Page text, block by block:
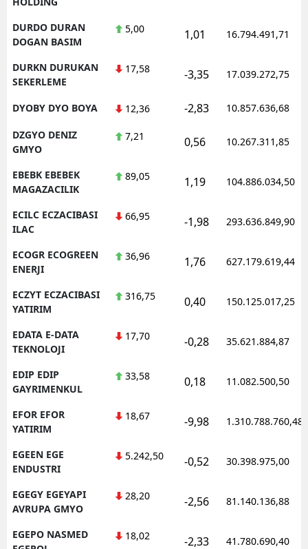
DURDO DURAN
DOGAN BASIM
5,00 1,01 16.794.491,71
DURKN DURUKAN
SEKERLEME
17,58 -3,35 17.039.272,75
DYOBY DYO BOYA 12,36 -2,83 10.857.636,68
DZGYO DENIZ
GMYO
7,21 0,56 10.267.311,85
EBEBK EBEBEK
MAGAZACILIK
89,05 1,19 104.886.034,50
ECILC ECZACIBASI
ILAC
66,95 -1,98 293.636.849,90
ECOGR ECOGREEN
ENERJI
36,96 1,76 627.179.619,44
ECZYT ECZACIBASI
YATIRIM
316,75 0,40 150.125.017,25
EDATA E-DATA
TEKNOLOJI
17,70 -0,28 35.621.884,87
EDIP EDIP
GAYRIMENKUL
33,58 0,18 11.082.500,50
EFOR EFOR
YATIRIM
18,67 -9,98 1.310.788.760,48
EGEEN EGE
ENDUSTRI
5.242,50 -0,52 30.398.975,00
EGEGY EGEYAPI
AVRUPA GMYO
28,20 -2,56 81.140.136,88
EGEPO NASMED
18,02 -2,33 41.780.690,40